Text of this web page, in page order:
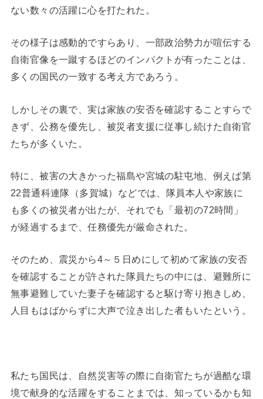
ない数々の活躍に心を打たれた。
その様子は感動的ですらあり、一部政治勢力が喧伝する
自衛官像を一蹴するほどのインパクトが有ったことは、
多くの国民の一致する考え方であろう。
しかしその裏で、実は家族の安否を確認することすらで
きず、公務を優先し、被災者支援に従事し続けた自衛官
たちが多くいた。
特に、被害の大きかった福島や宮城の駐屯地、例えば第
22普通科連隊（多賀城）などでは、隊員本人や家族に
も多くの被災者が出たが、それでも「最初の72時間」
が経過するまで、任務優先が厳命された。
そのため、震災から4～５日めにして初めて家族の安否
を確認することが許された隊員たちの中には、避難所に
無事避難していた妻子を確認すると駆け寄り抱きしめ、
人目もはばからずに大声で泣き出した者もいたという。
私たち国民は、自然災害等の際に自衛官たちが過酷な環
境で献身的な活躍をすることまでは、知っているかも知